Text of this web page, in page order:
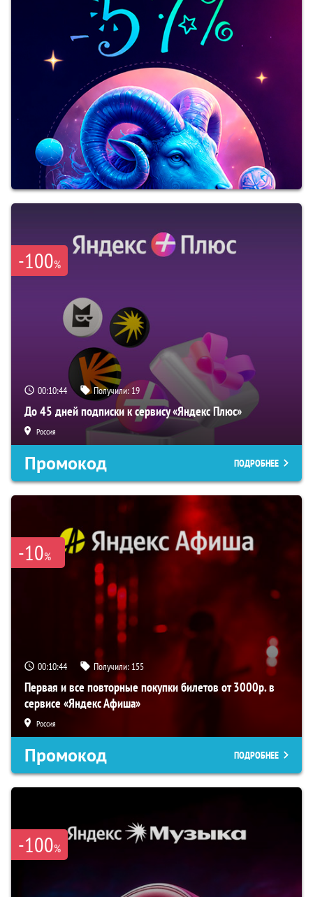
-100%
00:10:43 Получили: 19
До 45 дней подписки к сервису «Яндекс Плюс»
Россия
Промокод ПОДРОБНЕЕ
-10%
00:10:43 Получили: 155
Первая и все повторные покупки билетов от 3000р. в
сервисе «Яндекс Афиша»
Россия
Промокод ПОДРОБНЕЕ
-100%